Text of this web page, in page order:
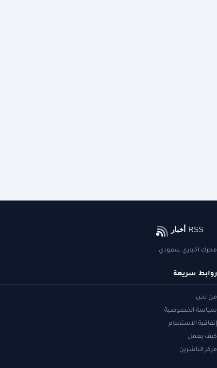
محرك اخباري سعودي
روابط سريعة
من نحن
سياسة الخصوصية
إتفاقية الاستخدام
كيف يعمل
مركز الناشرين